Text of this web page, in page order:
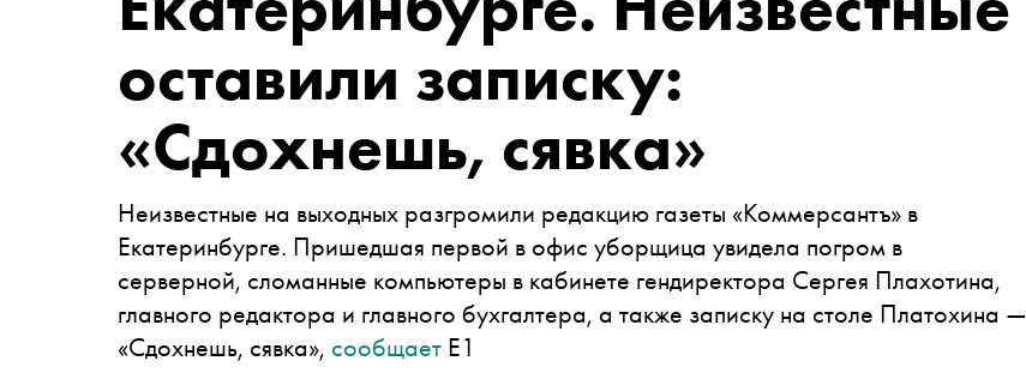
оставили записку:
«Сдохнешь, сявка»
Неизвестные на выходных разгромили редакцию газеты «Коммерсантъ» в
Екатеринбурге. Пришедшая первой в офис уборщица увидела погром в
серверной, сломанные компьютеры в кабинете гендиректора Сергея Плахотина,
главного редактора и главного бухгалтера, а также записку на столе Платохина —
«Сдохнешь, сявка», сообщает E1